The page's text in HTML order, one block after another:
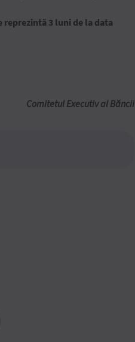
3 luni de la data
Comitetul Executiv al Băncii